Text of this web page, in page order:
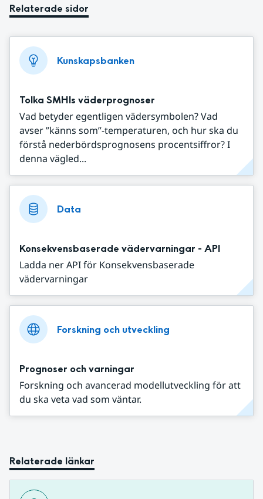
Relaterade sidor
Kunskapsbanken
Tolka SMHIs väderprognoser
Vad betyder egentligen vädersymbolen? Vad
avser ”känns som”-temperaturen, och hur ska du
förstå nederbördsprognosens procentsiffror? I
denna vägled...
Data
Konsekvensbaserade vädervarningar - API
Ladda ner API för Konsekvensbaserade
vädervarningar
Forskning och utveckling
Prognoser och varningar
Forskning och avancerad modellutveckling för att
du ska veta vad som väntar.
Relaterade länkar